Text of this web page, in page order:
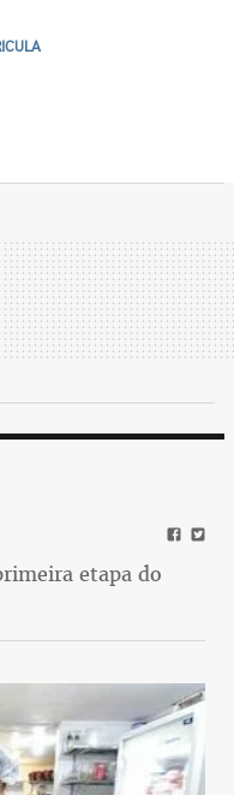
etapa do